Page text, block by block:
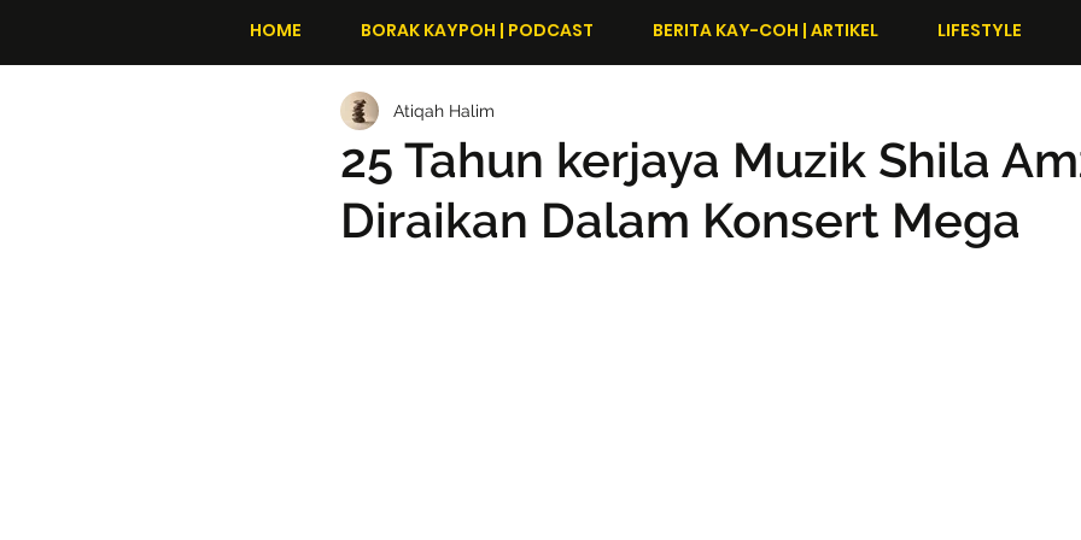
HOME BORAK KAYPOH | PODCAST BERITA KAY-COH | ARTIKEL LIFESTYLE
25 Tahun kerjaya Muzik Shila
Diraikan Dalam Konsert Mega
Atiqah Halim